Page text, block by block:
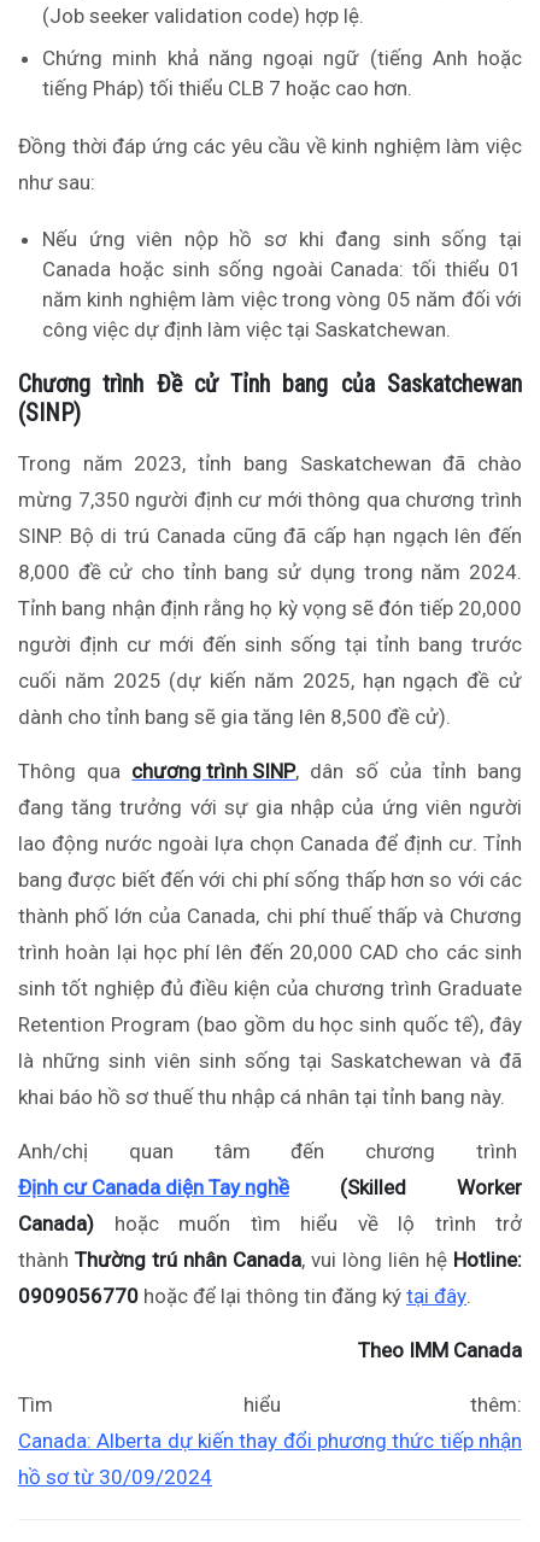
(Job seeker validation code) hợp lệ.
Chứng minh khả năng ngoại ngữ (tiếng Anh hoặc
tiếng Pháp) tối thiểu CLB 7 hoặc cao hơn.
Đồng thời đáp ứng các yêu cầu về kinh nghiệm làm việc
như sau:
Nếu ứng viên nộp hồ sơ khi đang sinh sống tại
Canada hoặc sinh sống ngoài Canada: tối thiểu 01
năm kinh nghiệm làm việc trong vòng 05 năm đối với
công việc dự định làm việc tại Saskatchewan.
Chương trình Đề cử Tỉnh bang của Saskatchewan
(SINP)
Trong năm 2023, tỉnh bang Saskatchewan đã chào
mừng 7,350 người định cư mới thông qua chương trình
SINP. Bộ di trú Canada cũng đã cấp hạn ngạch lên đến
8,000 đề cử cho tỉnh bang sử dụng trong năm 2024.
Tỉnh bang nhận định rằng họ kỳ vọng sẽ đón tiếp 20,000
người định cư mới đến sinh sống tại tỉnh bang trước
cuối năm 2025 (dự kiến năm 2025, hạn ngạch đề cử
dành cho tỉnh bang sẽ gia tăng lên 8,500 đề cử).
Thông qua chương trình SINP, dân số của tỉnh bang
đang tăng trưởng với sự gia nhập của ứng viên người
lao động nước ngoài lựa chọn Canada để định cư. Tỉnh
bang được biết đến với chi phí sống thấp hơn so với các
thành phố lớn của Canada, chi phí thuế thấp và Chương
trình hoàn lại học phí lên đến 20,000 CAD cho các sinh
sinh tốt nghiệp đủ điều kiện của chương trình Graduate
Retention Program (bao gồm du học sinh quốc tế), đây
là những sinh viên sinh sống tại Saskatchewan và đã
khai báo hồ sơ thuế thu nhập cá nhân tại tỉnh bang này.
Anh/chị quan tâm đến chương trình
Định cư Canada diện Tay nghề (Skilled Worker
Canada) hoặc muốn tìm hiểu về lộ trình trở
thành Thường trú nhân Canada, vui lòng liên hệ Hotline:
0909056770 hoặc để lại thông tin đăng ký tại đây.
Theo IMM Canada
Tìm hiểu thêm:
Canada: Alberta dự kiến thay đổi phương thức tiếp nhận
hồ sơ từ 30/09/2024